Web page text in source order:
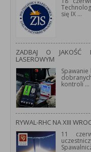
się IX ...
ZADBAJ O JAKOŚĆ
LASEROWYM
kontroli...
RYWAL-RHC NA XIII
11